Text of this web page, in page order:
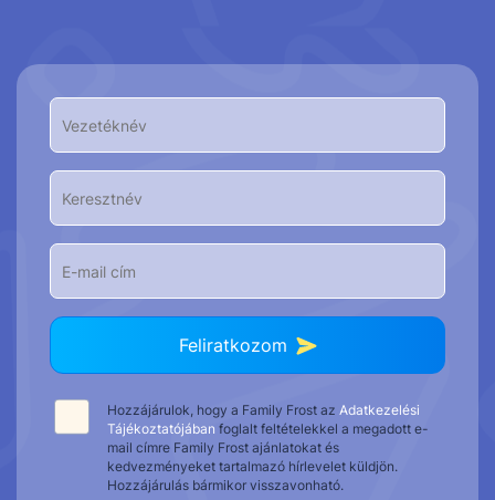
Feliratkozom
Hozzájárulok, hogy a Family Frost az Adatkezelési
Tájékoztatójában foglalt feltételekkel a megadott e-
mail címre Family Frost ajánlatokat és
kedvezményeket tartalmazó hírlevelet küldjön.
Hozzájárulás bármikor visszavonható.